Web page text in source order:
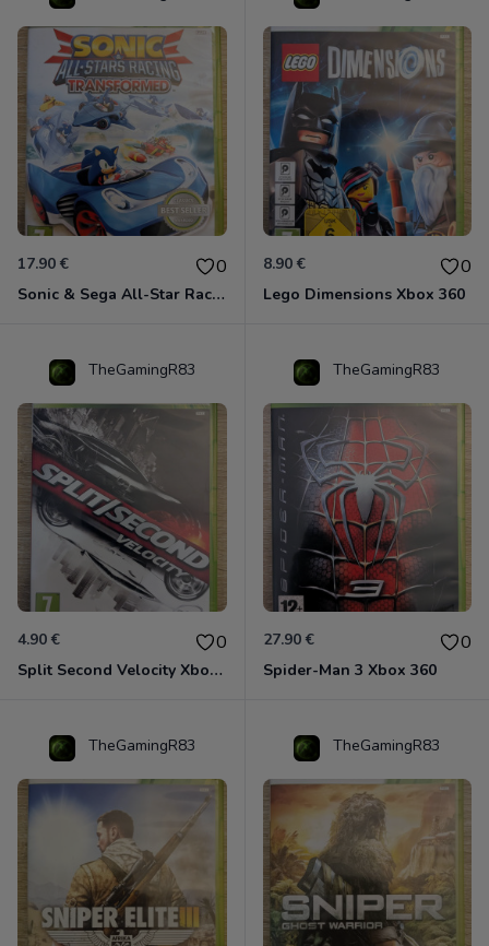
17.90 € 0
Sonic & Sega All-Star Racing - Transformed Xbox 360
8.90 € 0
Lego Dimensions Xbox 360
TheGamingR83
4.90 € 0
Split Second Velocity Xbox 360
TheGamingR83
27.90 € 0
Spider-Man 3 Xbox 360
TheGamingR83 TheGamingR83